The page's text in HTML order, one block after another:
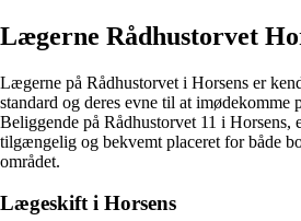
Lægerne Rådhustorvet
Lægerne på Rådhustorvet i Horsens er
standard og deres evne til at imødekomme
Beliggende på Rådhustorvet 11 i Horsens,
tilgængelig og bekvemt placeret for både
området.
Lægeskift i Horsens